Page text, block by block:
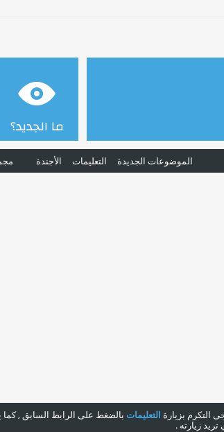
ما الجديد؟
الموضوعات الجديدة التعليمات الأجندة
التكرم بزيارة التعليمات بالضغط على الرابط السابق , كما
زيارته .